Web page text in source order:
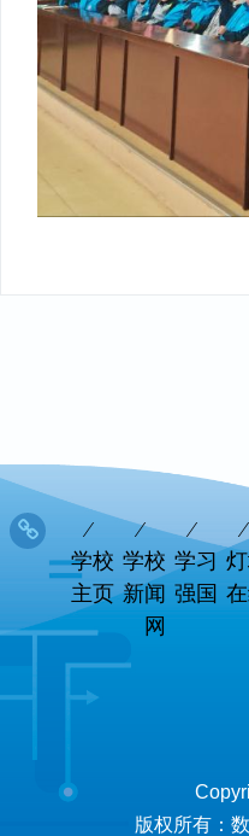
学校
主页
学校
新闻
网
学习
强国
版权所有：